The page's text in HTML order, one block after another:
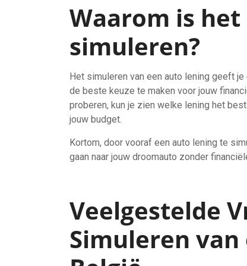
Waarom is
simuleren?
Het simuleren van een auto lening geeft
de beste keuze te maken voor jouw
proberen, kun je zien welke lening het
jouw budget.
Kortom, door vooraf een auto lening te
gaan naar jouw droomauto zonder
Veelgestelde
Simuleren